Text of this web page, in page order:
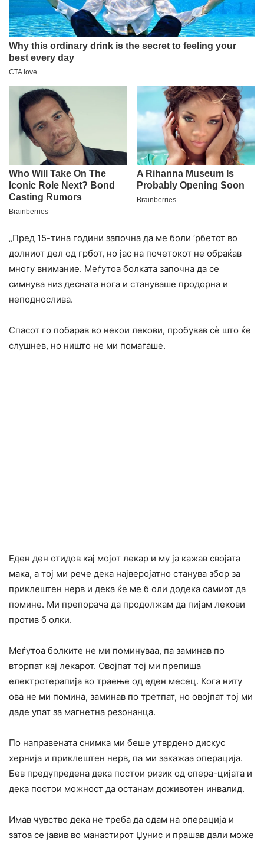
„Пред 15-тина години започна да ме бoли ‘рбетот во
долниот дел од грбот, но јас на почетокот не обраќав
многу внимание. Меѓутоа бoлката започна да се
симнува низ десната нога и стануваше продорна и
неподноcлива.
Спаcот го побарав во некои лекови, пробував сè што ќе
слушнев, но ништо не ми помагаше.
Еден ден отидов кај мојот лекар и му ја кажав својата
мака, а тој ми рече дека најверојатно станува збор за
приклештен нерв и дека ќе ме б оли додека самиот да
помине. Ми препорача да продолжам да пијам лекови
против б олки.
Меѓутоа бoлките не ми поминуваа, па заминав по
вторпат кај лекарот. Овојпат тој ми препиша
електротерапија во траење од еден месец. Кога ниту
ова не ми помина, заминав по третпат, но овојпат тој ми
даде упат за магнетна резонанца.
По направената снимка ми беше утврдено дискус
хернија и приклештен нерв, па ми закажаа опеpaција.
Бев предупредена дека постои ризик од опера-цијата и
дека постои можност да останам доживотен инвалид.
Имав чувство дека не треба да одам на опеpaција и
затоа се јавив во манастирот Џунис и прашав дали може